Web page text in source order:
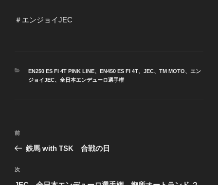
＃エンジョイJEC
カ
テ
EN250 ES FI 4T PINK LINE、 EN450 ES FI 4T、 JEC、 TM MOTO、
エン
ジョイJEC、 全日本エンデューロ選手権
投
ビ
ゲ
前
の
稿
前
鉄馬 with TSK 合戦の日
次
の
次